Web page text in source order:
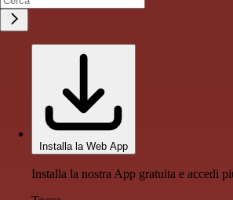
Installa la Web App
Installa la nostra App gratuita e accedi